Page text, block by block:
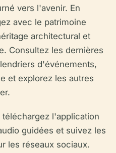
vers l'avenir. En
avec le patrimoine
architectural et
Consultez les dernières
d'événements,
et explorez les autres
l'application
guidées et suivez les
les réseaux sociaux.